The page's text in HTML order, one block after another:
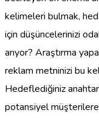
kelimeleri bulmak,
için düşüncelerinizi
arıyor? Araştırma
reklam metninizi bu
Hedeflediğiniz
potansiyel müşterilere